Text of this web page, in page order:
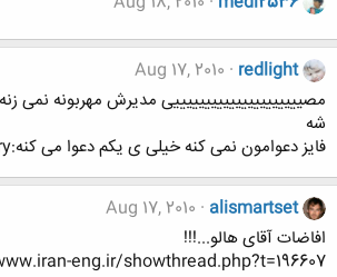
redlight
Aug 17, 2010
مصیییییییییییییییییییییی مدیرش مهربونه نمی
شه
فایز دعوامون نمی کنه خیلی ی یکم دعوا می کنه:cry:
alismartset
Aug 17, 2010
افاضات آقای هالو...!!!
eng.ir/showthread.php?t=196607